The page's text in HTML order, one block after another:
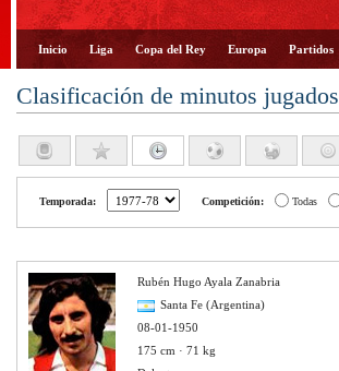
Inicio Liga Copa del Rey Europa Partidos
Clasificación de minutos jugados
Temporada: Competición: Todas
Rubén Hugo Ayala Zanabria
Santa Fe (Argentina)
08-01-1950
175 cm · 71 kg